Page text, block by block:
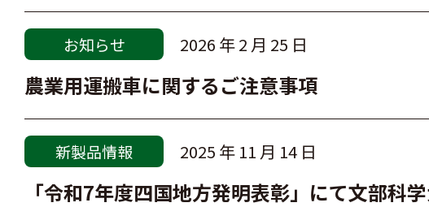
お知らせ 2026 年 2 月 25 日
農業用運搬車に関するご注意事項
新製品情報 2025 年 11 月 14 日
「令和7年度四国地方発明表彰」にて文部科